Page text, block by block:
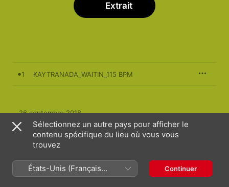
Extrait
1 KAYTRANADA_WAITIN_115 BPM
26 septembre 2018
1 morceau, 5 minutes
℗ 2018 Warp Records
Sélectionnez un autre pays pour afficher le
contenu spécifique du lieu où vous vous
trouvez
États-Unis (Français
France)
Continuer